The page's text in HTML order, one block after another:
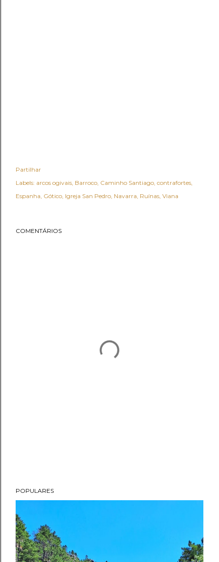
Partilhar
Labels: arcos ogivais Barroco Caminho Santiago contrafortes
Espanha Gótico Igreja San Pedro Navarra Ruínas Viana
COMENTÁRIOS
POPULARES